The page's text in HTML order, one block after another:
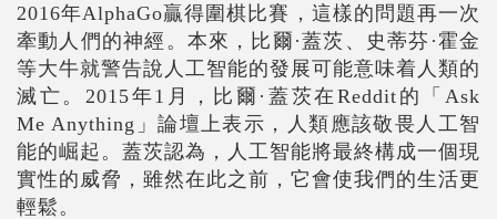
2016年AlphaGo贏得圍棋比賽，這樣的問題再一次
牽動人們的神經。本來，比爾·蓋茨、史蒂芬·霍金
等大牛就警告說人工智能的發展可能意味着人類的
滅亡。2015年1月，比爾·蓋茨在Reddit的「Ask
Me Anything」論壇上表示，人類應該敬畏人工智
能的崛起。蓋茨認為，人工智能將最終構成一個現
實性的威脅，雖然在此之前，它會使我們的生活更
輕鬆。